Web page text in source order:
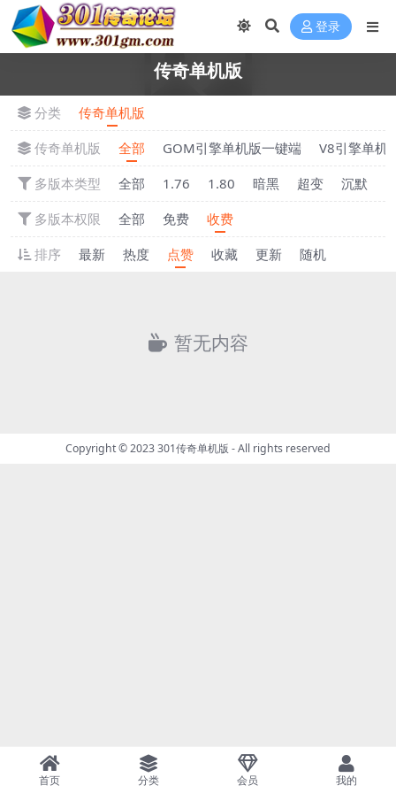
登录
传奇单机版
分类
传奇单机版
传奇单机版
全部 GOM引擎单机版一键端
V8引擎单机
多版本类型
全部 1.76 1.80 暗黑 超变 沉默
多版本权限
全部 免费
收费
排序
最新 热度 点赞 收藏 更新 随机
暂无内容
Copyright © 2023301传奇单机版 - All rights reserved
首页 分类 会员 我的